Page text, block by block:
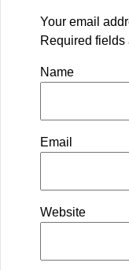
Your email
Required fields
Name
Email
Website